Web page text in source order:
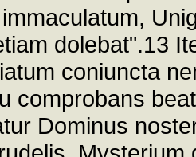
dolebat".13
coniuncta
comprobans
Dominus